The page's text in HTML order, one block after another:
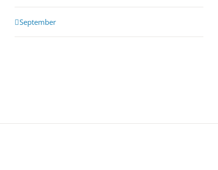
Kalender
Monatsnavigation
September